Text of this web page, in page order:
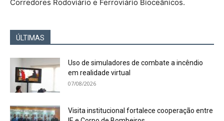
Corredores Rodoviário e Ferroviário Bioceânicos.
ÚLTIMAS
Uso de simuladores de combate a incêndio
em realidade virtual
07/08/2026
Visita institucional fortalece cooperação entre